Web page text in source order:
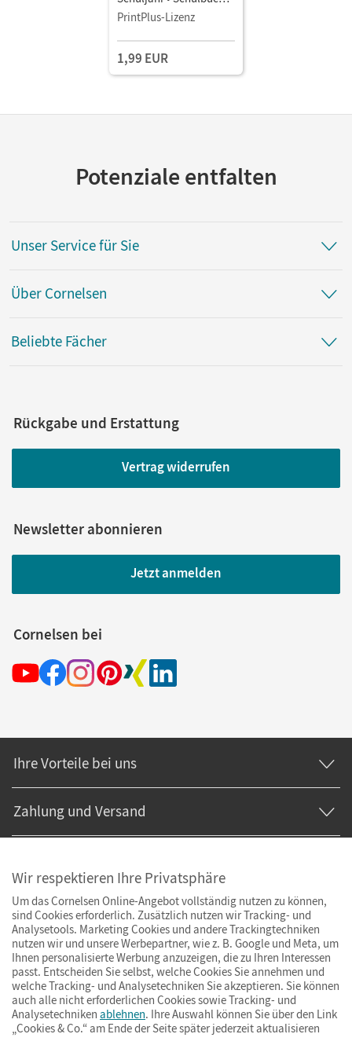
als E-Book
PrintPlus-Lizenz
1,99 EUR
Potenziale entfalten
Unser Service für Sie
Über Cornelsen
Beliebte Fächer
Rückgabe und Erstattung
Vertrag widerrufen
Newsletter abonnieren
Jetzt anmelden
Cornelsen bei
Ihre Vorteile bei uns
Zahlung und Versand
ImpressumAGBDatenschutzBarrierefreiheitCookies & Co.
Wir respektieren Ihre Privatsphäre
Um das Cornelsen Online-Angebot vollständig nutzen zu können,
sind Cookies erforderlich. Zusätzlich nutzen wir Tracking- und
Analysetools. Marketing Cookies und andere Trackingtechniken
nutzen wir und unsere Werbepartner, wie z. B. Google und Meta, um
Ihnen personalisierte Werbung anzuzeigen, die zu Ihren Interessen
passt. Entscheiden Sie selbst, welche Cookies Sie annehmen und
welche Tracking- und Analysetechniken Sie akzeptieren. Sie können
auch alle nicht erforderlichen Cookies sowie Tracking- und
Analysetechniken ablehnen. Ihre Auswahl können Sie über den Link
„Cookies & Co.“ am Ende der Seite später jederzeit aktualisieren